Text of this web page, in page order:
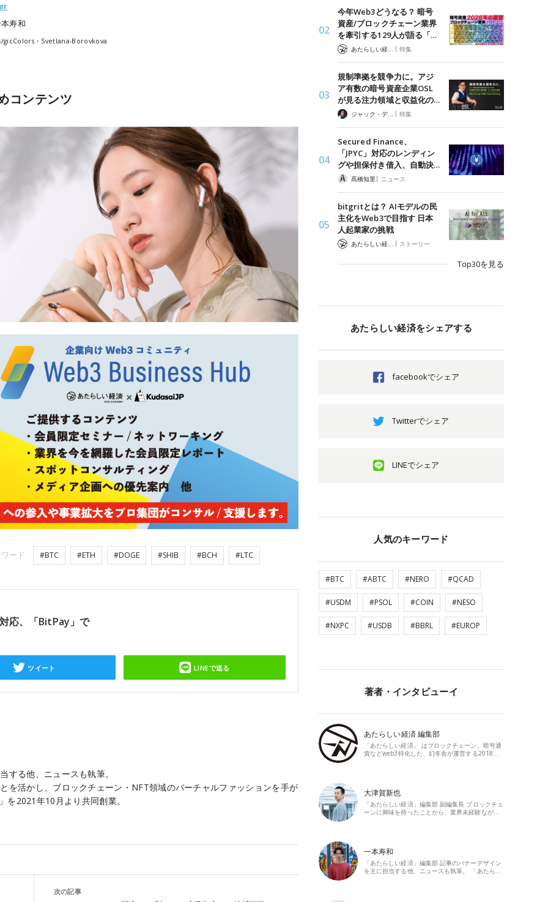
寿和
gicColors・Svetlana-Borovkova
コンテンツ
ード #BTC #ETH #DOGE #SHIB #BCH #LTC
応、「BitPay」で
ツイート LINEで送る
する他、ニュースも執筆。
を活かし、ブロックチェーン・NFT領域のバーチャルファッションを手が
を2021年10月より共同創業。
次の記事
今年Web3どうなる？ 暗号
資産/ブロックチェーン業界
を牽引する129人が語る「…
| 特集
規制準拠を競争力に。アジ
ア有数の暗号資産企業OSL
が見る注力領域と収益化の…
ジャック・デロン（Jack Derong） | 特集
Secured Finance、
「JPYC」対応のレンディン
グや担保付き借入、自動決…
髙橋知里 | ニュース
bitgritとは？ AIモデルの民
主化をWeb3で目指す 日本
人起業家の挑戦
| ストーリー
Top30を見る
あたらしい経済をシェアする
facebookでシェア
Twitterでシェア
LINEでシェア
人気のキーワード
#BTC #ABTC #NERO #QCAD
#USDM #PSOL #COIN #NESO
#NXPC #USDB #BBRL #EUROP
著者・インタビューイ
あたらしい経済 編集部
「あたらしい経済」 はブロックチェーン、暗号通
貨などweb3特化した、幻冬舎が運営する2018…
大津賀新也
「あたらしい経済」編集部 副編集長 ブロックチェ
ーンに興味を持ったことから、業界未経験なが…
一本寿和
「あたらしい経済」編集部 記事のバナーデザイン
を主に担当する他、ニュースも執筆。 「あたら…